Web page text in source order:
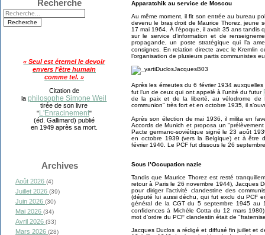
Recherche
« Seul est éternel le devoir
envers l'être humain
comme tel. »
Citation de
laphilosophe Simone Weil
tirée de son livre
"L'Enracinement"
(éd. Gallimard) publié
en 1949 après sa mort.
Archives
Août 2026 (4)
Juillet 2026 (39)
Juin 2026 (30)
Mai 2026 (34)
Avril 2026 (33)
Mars 2026 (28)
Apparatchik au service de Moscou
Au même moment, il fit son entrée au bureau
devenu le bras droit de Maurice Thorez, jeune
17 mai 1964. À l’époque, il avait 35 ans tandis
sur le service d’information et de
propagande, un poste stratégique qui l’a
consignes. En relation directe avec le Kremlin
l’organisation de plusieurs partis communistes
Après les émeutes du 6 février 1934
fut l’un de ceux qui ont appelé à l’unité du futur
de la paix et de la liberté, au vélodrome de
communion" très fort et en octobre 1935, il
Après son élection de mai 1936, il milita en
Accords de Munich et proposa un
Pacte germano-soviétique signé le 23 août
en octobre 1939 (vers la Belgique) et à être
février 1940. Le PCF fut dissous le 26
Sous l’Occupation nazie
Tandis que Maurice Thorez est resté
retour à Paris le 26 novembre 1944), Jacques
pour diriger l’activité clandestine des
(député lui aussi déchu, qui fut exclu du PCF
général de la CGT du 5 septembre 1945 au
confidences à Michèle Cotta du 12 mars
mot d’ordre du PCF clandestin était de
Jacques Duclos a rédigé et diffusé fin juillet et